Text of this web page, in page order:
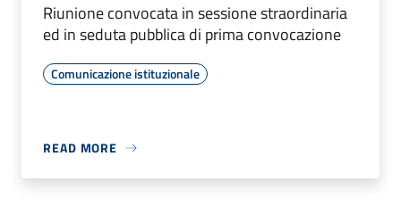
Riunione convocata in sessione straordinaria
ed in seduta pubblica di prima convocazione
Comunicazione istituzionale
READ MORE